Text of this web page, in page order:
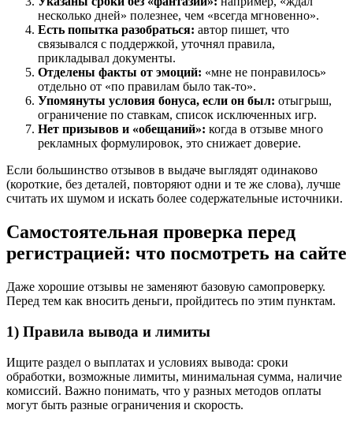
несколько дней» полезнее, чем «всегда мгновенно».
Есть попытка разобраться: автор пишет, что
связывался с поддержкой, уточнял правила,
прикладывал документы.
Отделены факты от эмоций: «мне не понравилось»
отдельно от «по правилам было так-то».
Упомянуты условия бонуса, если он был: отыгрыш,
ограничение по ставкам, список исключенных игр.
Нет призывов и «обещаний»: когда в отзыве много
рекламных формулировок, это снижает доверие.
Если большинство отзывов в выдаче выглядят одинаково
(короткие, без деталей, повторяют одни и те же слова), лучше
считать их шумом и искать более содержательные источники.
Самостоятельная проверка перед
регистрацией: что посмотреть на сайте
Даже хорошие отзывы не заменяют базовую самопроверку.
Перед тем как вносить деньги, пройдитесь по этим пунктам.
1) Правила вывода и лимиты
Ищите раздел о выплатах и условиях вывода: сроки
обработки, возможные лимиты, минимальная сумма, наличие
комиссий. Важно понимать, что у разных методов оплаты
могут быть разные ограничения и скорость.